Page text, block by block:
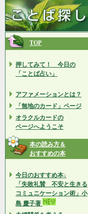
TOP
押してみて！ 今日の
「ことば占い」
アファメーションとは？
「無地のカード」ページ
オラクルカードの
ページへようこそ
本の読み方＆
おすすめの本
今日のおすすめ本↓
「失敗礼賛 不安と生きる
コミュニケーション術」小
島 慶子著